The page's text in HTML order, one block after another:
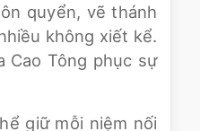
quyển, vẽ thánh
không xiết kể.
Cao Tông phục sự
giữ mỗi niệm nối